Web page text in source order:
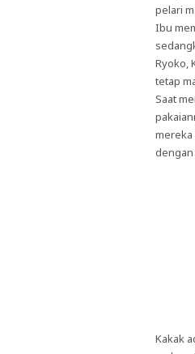
pelari
Ibu
Ryoko,
tetap
Saat
mereka
Kakak